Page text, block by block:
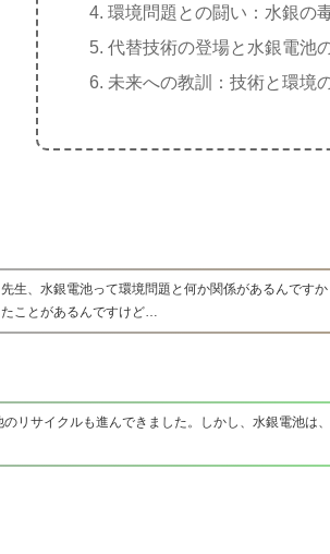
環境問題との闘い：水銀の
代替技術の登場と水銀電池
未来への教訓：技術と環境
先生、水銀電池って環境問題と何か関係があるんです
たことがあるんですけど…
リサイクルも進んできました。しかし、水銀電池